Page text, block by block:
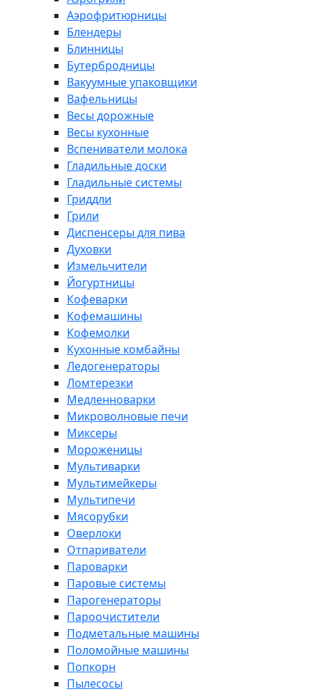
Аэрофритюрницы
Блендеры
Блинницы
Бутербродницы
Вакуумные упаковщики
Вафельницы
Весы дорожные
Весы кухонные
Вспениватели молока
Гладильные доски
Гладильные системы
Гриддли
Грили
Диспенсеры для пива
Духовки
Измельчители
Йогуртницы
Кофеварки
Кофемашины
Кофемолки
Кухонные комбайны
Ледогенераторы
Ломтерезки
Медленноварки
Микроволновые печи
Миксеры
Мороженицы
Мультиварки
Мультимейкеры
Мультипечи
Мясорубки
Оверлоки
Отпариватели
Пароварки
Паровые системы
Парогенераторы
Пароочистители
Подметальные машины
Поломойные машины
Попкорн
Пылесосы